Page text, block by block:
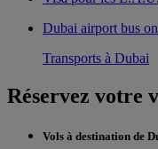
Dubai airport bus
Transports à Dubai
Réservez votre
Vols à destination de